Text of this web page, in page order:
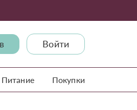
Войти
Питание Покупки